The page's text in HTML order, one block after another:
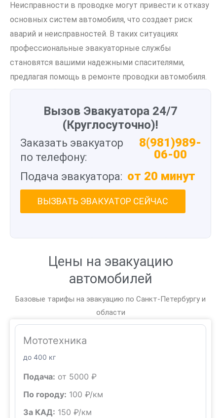
Неисправности в проводке могут привести к отказу
основных систем автомобиля, что создает риск
аварий и неисправностей. В таких ситуациях
профессиональные эвакуаторные службы
становятся вашими надежными спасителями,
предлагая помощь в ремонте проводки автомобиля.
Вызов Эвакуатора 24/7
(Круглосуточно)!
Заказать эвакуатор
по телефону:
8(981)989-
06-00
Подача эвакуатора: от 20 минут
ВЫЗВАТЬ ЭВАКУАТОР СЕЙЧАС
Цены на эвакуацию
автомобилей
Базовые тарифы на эвакуацию по Санкт-Петербургу и
области
Мототехника
до 400 кг
Подача: от 5000 ₽
По городу: 100 ₽/км
За КАД: 150 ₽/км